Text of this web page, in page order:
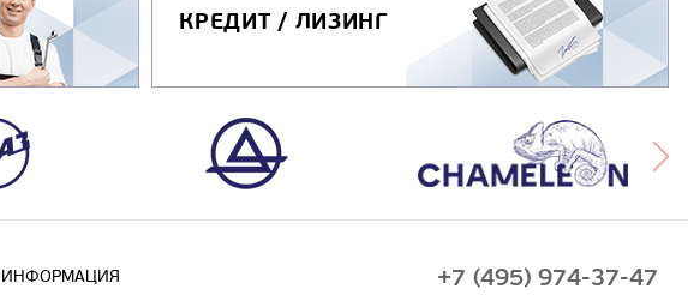
КРЕДИТ / ЛИЗИНГ
ИНФОРМАЦИЯ +7 (495) 974-37-47